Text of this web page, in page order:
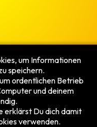
um Informationen
speichern.
ordentlichen Betrieb
und deinem
erklärst Du dich damit
verwenden.